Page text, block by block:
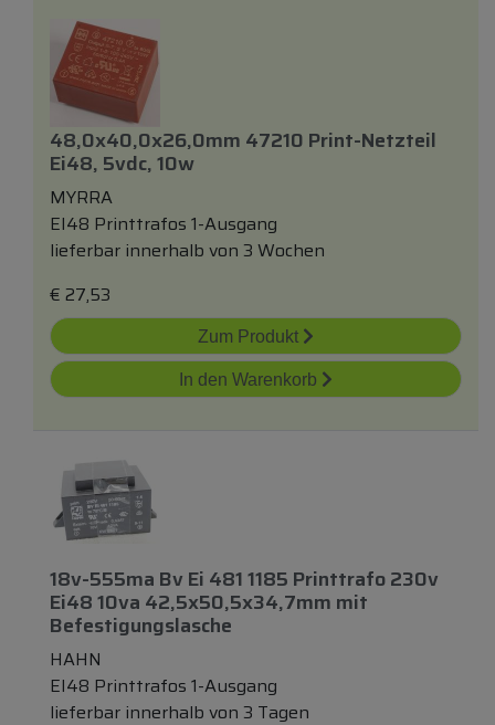
48,0x40,0x26,0mm 47210 Print-Netzteil
Ei48, 5vdc, 10w
MYRRA
EI48 Printtrafos 1-Ausgang
lieferbar innerhalb von 3 Wochen
€ 27,53
Zum Produkt
In den Warenkorb
18v-555ma Bv Ei 481 1185 Printtrafo 230v
Ei48 10va 42,5x50,5x34,7mm mit
Befestigungslasche
HAHN
EI48 Printtrafos 1-Ausgang
lieferbar innerhalb von 3 Tagen